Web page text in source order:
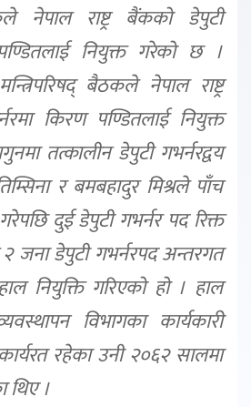
नेपाल राष्ट्र बैंकको डेपुटी
नियुक्त गरेको छ ।
बैठकले नेपाल राष्ट्र
किरण पण्डितलाई नियुक्त
तत्कालीन डेपुटी गभर्नरद्वय
र बमबहादुर मिश्रले पाँच
दुई डेपुटी गभर्नर पद रिक्त
२ जना डेपुटी गभर्नरपद अन्तरगत
नियुक्ति गरिएको हो । हाल
विभागका कार्यकारी
रहेका उनी २०६२ सालमा
थिए ।